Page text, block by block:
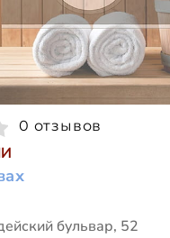
0 отзывов
бульвар, 52